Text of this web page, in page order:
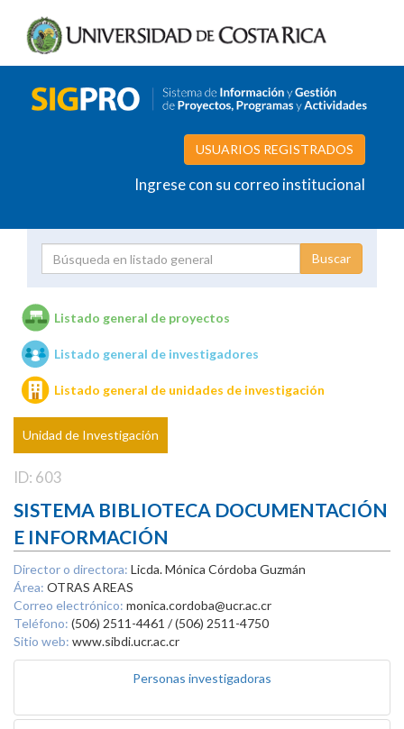
USUARIOS REGISTRADOS
Ingrese con su correo institucional
Unidades de investigación
Listado general de proyectos
Listado general de investigadores
Listado general de unidades de investigación
Unidad de Investigación
ID: 603
SISTEMA BIBLIOTECA DOCUMENTACIÓN
E INFORMACIÓN
Director o directora: Licda. Mónica Córdoba Guzmán
Área: OTRAS AREAS
Correo electrónico: monica.cordoba@ucr.ac.cr
Teléfono: (506) 2511-4461 / (506) 2511-4750
Sitio web: www.sibdi.ucr.ac.cr
Personas investigadoras